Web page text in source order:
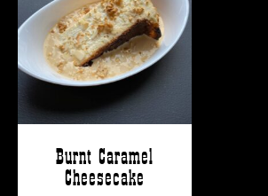
Burnt Caramel
Cheesecake